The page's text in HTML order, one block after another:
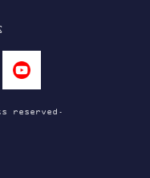
reserved.